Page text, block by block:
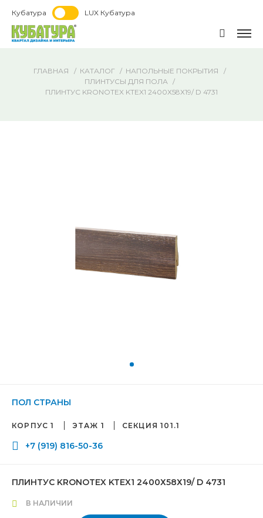
Кубатура LUX Кубатура
ГЛАВНАЯ КАТАЛОГ
НАПОЛЬНЫЕ ПОКРЫТИЯ
ПЛИНТУСЫ ДЛЯ ПОЛА
ПЛИНТУС KRONOTEX KTEX1 2400Х58Х19/ D 4731
ПОЛ СТРАНЫ
КОРПУС 1 ЭТАЖ 1 СЕКЦИЯ 101.1
+7 (919) 816-50-36
ПЛИНТУС KRONOTEX KTEX1 2400Х58Х19/ D 4731
В НАЛИЧИИ